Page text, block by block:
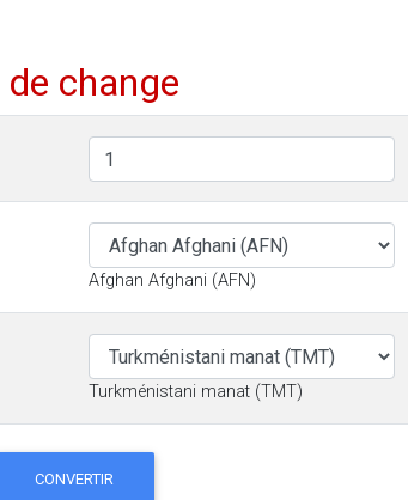
change
Afghan Afghani (AFN)
Turkménistani manat (TMT)
CONVERTIR